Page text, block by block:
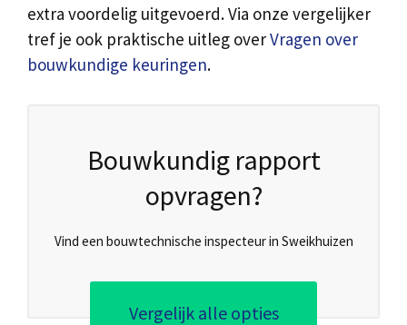
extra voordelig uitgevoerd. Via onze vergelijker
tref je ook praktische uitleg overVragen over
bouwkundige keuringen.
Bouwkundig rapport
opvragen?
Vind een bouwtechnische inspecteur in Sweikhuizen
Vergelijk alle opties